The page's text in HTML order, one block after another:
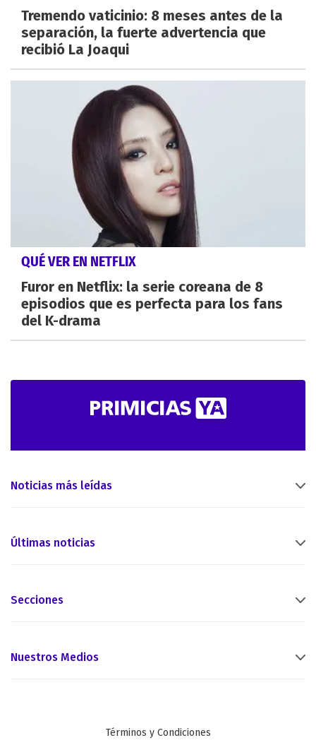
Tremendo vaticinio: 8 meses antes de la
separación, la fuerte advertencia que
recibió La Joaqui
QUÉ VER EN NETFLIX
Furor en Netflix: la serie coreana de 8
episodios que es perfecta para los fans
del K-drama
Noticias más leídas
Últimas noticias
Secciones
Nuestros Medios
Términos y Condiciones